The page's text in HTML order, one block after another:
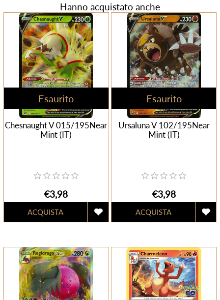
Hanno acquistato anche
Esaurito
Chesnaught V 015/195Near
Mint (IT)
€3,98
Esaurito
Ursaluna V 102/195Near
Mint (IT)
€3,98